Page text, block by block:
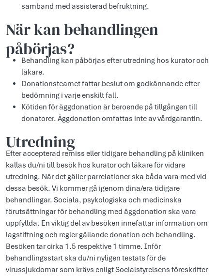
samband med assisterad befruktning.
När kan behandlingen
påbörjas?
Behandling kan påbörjas efter utredning hos kurator och
läkare.
Donationsteamet fattar beslut om godkännande efter
bedömning i varje enskilt fall.
Kötiden för äggdonation är beroende på tillgången till
donatorer. Äggdonation omfattas inte av vårdgarantin.
Utredning
Efter accepterad remiss eller tidigare behandling på kliniken
kallas du/ni till besök hos kurator och läkare för vidare
utredning. När det gäller parrelationer ska båda vara med vid
dessa besök. Vi kommer gå igenom dina/era tidigare
behandlingar. Sociala, psykologiska och medicinska
förutsättningar för behandling med äggdonation ska vara
uppfyllda. En viktig del av besöken innefattar information om
lagstiftning och regler gällande donation och behandling.
Besöken tar cirka 1.5 respektive 1 timme. Inför
behandlingsstart ska du/ni nyligen testats för de
virussjukdomar som krävs enligt Socialstyrelsens föreskrifter